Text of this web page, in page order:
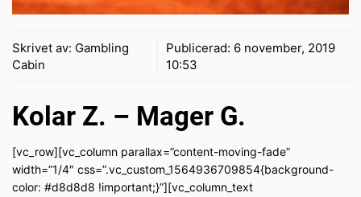
Skrivet av: Gambling
Cabin
Publicerad: 6 november, 2019
10:53
Kolar Z. – Mager G.
[vc_row][vc_column parallax=”content-moving-fade”
width=”1/4″ css=”.vc_custom_1564936709854{background-
color: #d8d8d8 !important;}”][vc_column_text